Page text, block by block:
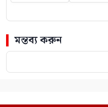
মন্তব্য করুন